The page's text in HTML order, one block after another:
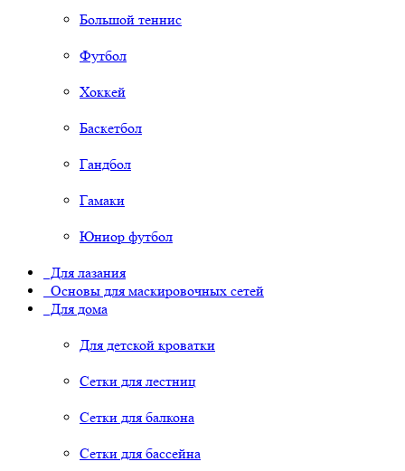
Большой теннис
Футбол
Хоккей
Баскетбол
Гандбол
Гамаки
Юниор футбол
Для лазания
Основы для маскировочных сетей
Для дома
Для детской кроватки
Сетки для лестниц
Сетки для балкона
Сетки для бассейна